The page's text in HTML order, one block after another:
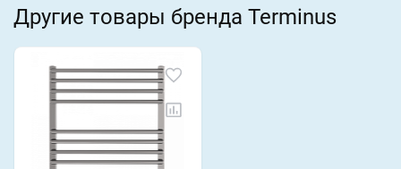
Другие товары бренда Terminus